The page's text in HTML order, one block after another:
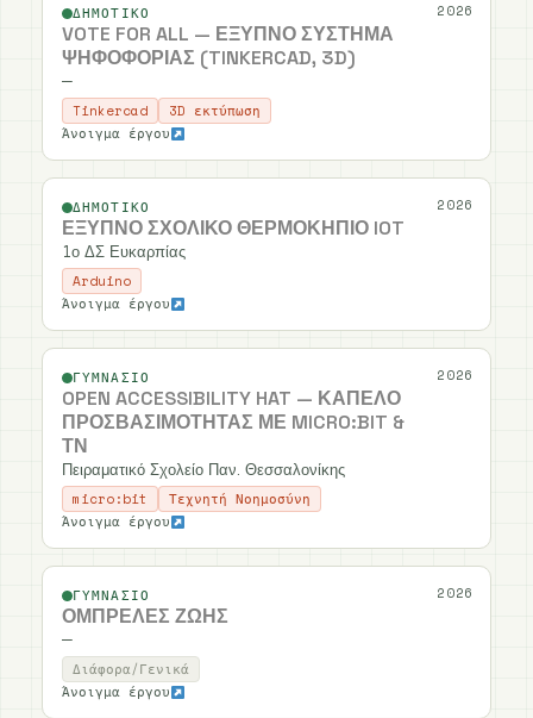
2026
ΔΗΜΟΤΙΚΌ
VOTE FOR ALL — ΈΞΥΠΝΟ ΣΎΣΤΗΜΑ
ΨΗΦΟΦΟΡΊΑΣ (TINKERCAD, 3D)
—
Tinkercad
3D εκτύπωση
Άνοιγμα έργου
2026
ΔΗΜΟΤΙΚΌ
ΈΞΥΠΝΟ ΣΧΟΛΙΚΌ ΘΕΡΜΟΚΉΠΙΟ IOT
1ο ΔΣ Ευκαρπίας
Arduino
Άνοιγμα έργου
2026
ΓΥΜΝΆΣΙΟ
OPEN ACCESSIBILITY HAT — ΚΑΠΈΛΟ
ΠΡΟΣΒΑΣΙΜΌΤΗΤΑΣ ΜΕ MICRO:BIT &
ΤΝ
Πειραματικό Σχολείο Παν. Θεσσαλονίκης
micro:bit
Τεχνητή Νοημοσύνη
Άνοιγμα έργου
2026
ΓΥΜΝΆΣΙΟ
ΟΜΠΡΈΛΕΣ ΖΩΉΣ
—
Διάφορα/Γενικά
Άνοιγμα έργου